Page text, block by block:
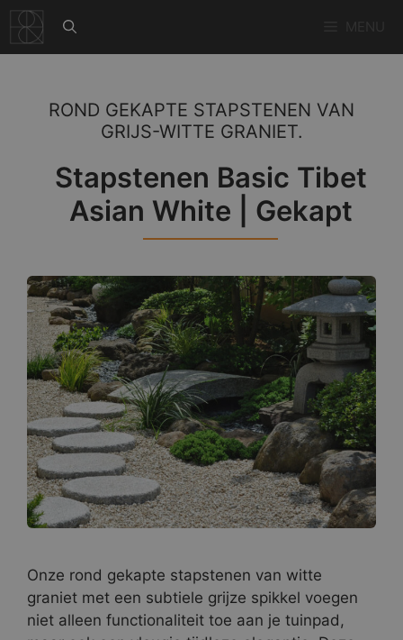
naar
de
ROND GEKAPTE STAPSTENEN VAN
GRIJS-WITTE GRANIET.
Stapstenen Basic Tibet
Asian White | Gekapt
Onze rond gekapte stapstenen van witte
graniet met een subtiele grijze spikkel voegen
niet alleen functionaliteit toe aan je tuinpad,